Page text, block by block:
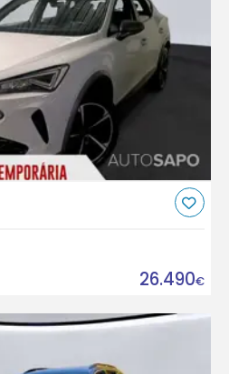
26.490€